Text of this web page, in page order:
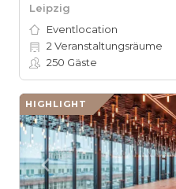
Leipzig
Eventlocation
2 Veranstaltungsräume
250 Gäste
HIGHLIGHT